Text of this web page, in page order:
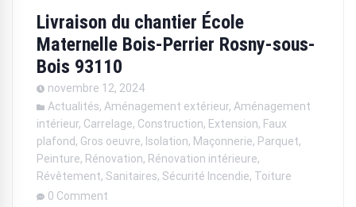
Livraison du chantier École
Maternelle Bois-Perrier Rosny-sous-
Bois 93110
novembre 12, 2024
Actualités, Aménagement extérieur, Aménagement
intérieur, Carrelage, Construction, Extension, Faux
plafond, Gros oeuvre, Isolation, Maçonnerie, Parquet,
Peinture, Rénovation, Rénovation intérieure,
Révêtement, Sanitaires, Sécurité Incendie, Toiture
0 Comment